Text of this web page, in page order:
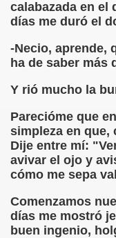
calabazada en el
días me duró el
-Necio, aprende,
ha de saber más
Y rió mucho la
Parecióme que
simpleza en que,
Dije entre mí:
avivar el ojo y
cómo me sepa
Comenzamos
días me mostró
buen ingenio,
(Roberto
Fundamento Y
(Rogelio Muñoz
la Luz (Alberto Gil)
(Francesc
Suárez